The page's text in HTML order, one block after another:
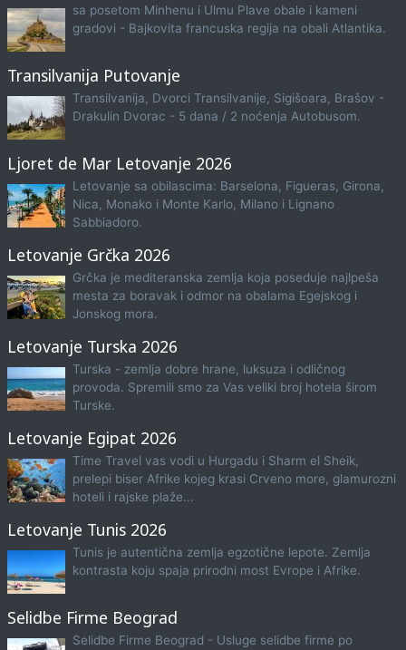
sa posetom Minhenu i Ulmu Plave obale i kameni
gradovi - Bajkovita francuska regija na obali Atlantika.
Transilvanija Putovanje
Transilvanija, Dvorci Transilvanije, Sigišoara, Brašov -
Drakulin Dvorac - 5 dana / 2 noćenja Autobusom.
Ljoret de Mar Letovanje 2026
Letovanje sa obilascima: Barselona, Figueras, Girona,
Nica, Monako i Monte Karlo, Milano i Lignano
Sabbiadoro.
Letovanje Grčka 2026
Grčka je mediteranska zemlja koja poseduje najlpeša
mesta za boravak i odmor na obalama Egejskog i
Jonskog mora.
Letovanje Turska 2026
Turska - zemlja dobre hrane, luksuza i odličnog
provoda. Spremili smo za Vas veliki broj hotela širom
Turske.
Letovanje Egipat 2026
Time Travel vas vodi u Hurgadu i Sharm el Sheik,
prelepi biser Afrike kojeg krasi Crveno more, glamurozni
hoteli i rajske plaže...
Letovanje Tunis 2026
Tunis je autentična zemlja egzotične lepote. Zemlja
kontrasta koju spaja prirodni most Evrope i Afrike.
Selidbe Firme Beograd
Selidbe Firme Beograd - Usluge selidbe firme po